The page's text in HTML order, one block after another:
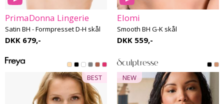
PrimaDonna Lingerie
Satin BH - Formpresset D-H skål
DKK 679,-
Elomi
Smooth BH G-K skål
DKK 559,-
BEST NEW